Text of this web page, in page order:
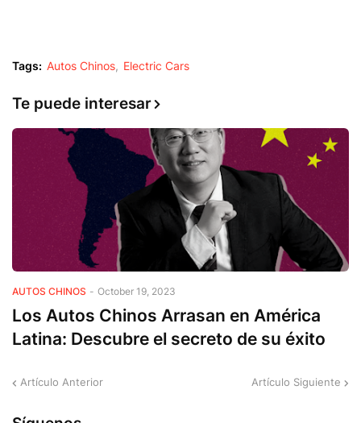
Tags: Autos Chinos Electric Cars
Te puede interesar
AUTOS CHINOS - October 19, 2023
Los Autos Chinos Arrasan en América
Latina: Descubre el secreto de su éxito
Artículo Anterior Artículo Siguiente